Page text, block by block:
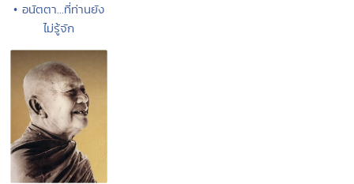
• อนัตตา...ที่ท่านยัง
ไม่รู้จัก